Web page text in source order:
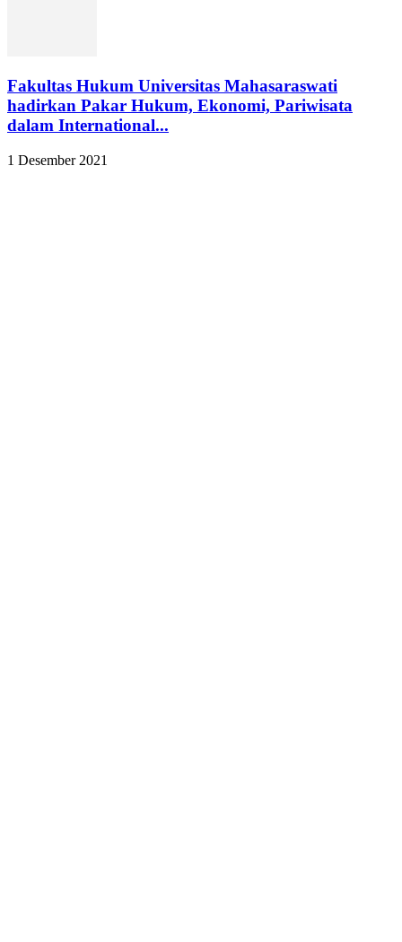
Fakultas Hukum Universitas Mahasaraswati
hadirkan Pakar Hukum, Ekonomi, Pariwisata
dalam International...
1 Desember 2021